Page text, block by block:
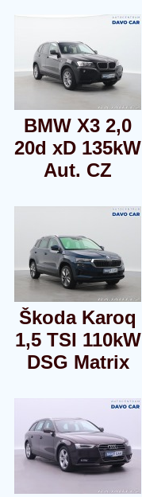
BMW X3 2,0
20d xD 135kW
Aut. CZ
Škoda Karoq
1,5 TSI 110kW
DSG Matrix